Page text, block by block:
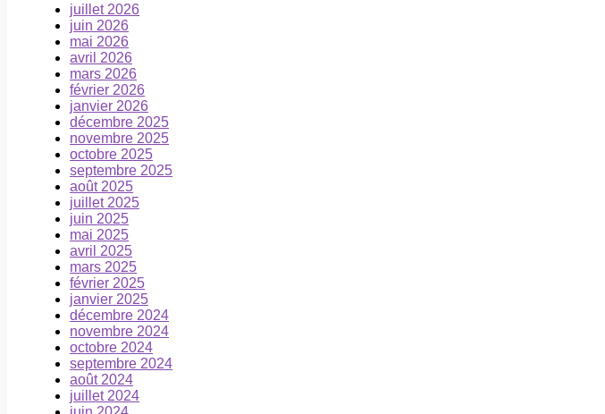
juillet 2026
juin 2026
mai 2026
avril 2026
mars 2026
février 2026
janvier 2026
décembre 2025
novembre 2025
octobre 2025
septembre 2025
août 2025
juillet 2025
juin 2025
mai 2025
avril 2025
mars 2025
février 2025
janvier 2025
décembre 2024
novembre 2024
octobre 2024
septembre 2024
août 2024
juillet 2024